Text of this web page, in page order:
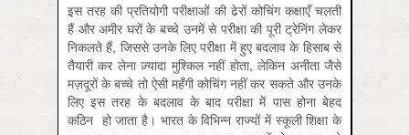
इस तरह की प्रतियोगी परीक्षाओं की ढेरों कोचिंग कक्षाएँ चलती
हैं और अमीर घरों के बच्चे उनमें से परीक्षा की पूरी ट्रेनिंग लेकर
निकलते हैं, जिससे उनके लिए परीक्षा में हुए बदलाव के हिसाब से
तैयारी कर लेना ज़्यादा मुश्किल नहीं होता, लेकिन अनीता जैसे
मज़दूरों के बच्चे तो ऐसी महँगी कोचिंग नहीं कर सकते और उनके
लिए इस तरह के बदलाव के बाद परीक्षा में पास होना बेहद
कठिन हो जाता है। भारत के विभिन्न राज्यों में स्कूली शिक्षा के